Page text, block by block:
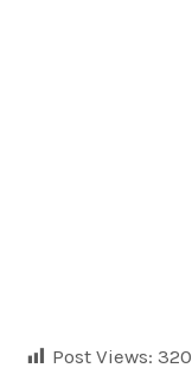
Post Views: 320